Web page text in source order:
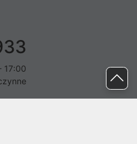
17:00